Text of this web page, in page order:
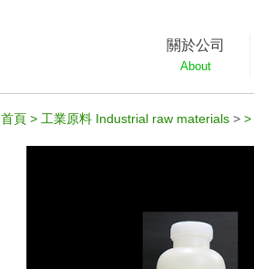
關於公司
About
首頁 > 工業原料 Industrial raw materials > >